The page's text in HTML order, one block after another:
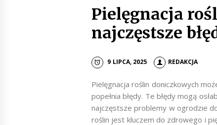
Pielęgnacja
najczęstsze
9 LIPCA, 2025 REDAKCJA
Pielęgnacja roślin doniczkowych
popełnia błędy. Te błędy mogą
najczęstsze problemy w ogrodzie
roślin jest kluczem do zdrowego i